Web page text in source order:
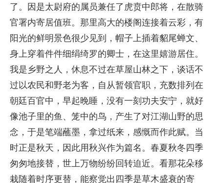
了。因是太尉府的属员兼任了虎贲中郎将，在散骑
官署内寄居值班。那里高大的楼阁连接着云彩，有
阳光的鲜明景色很少见到，帽子上插着貂尾蝉文、
身上穿着件件细绢绮罗的卿士，在这里嬉游居住。
我是乡野之人，休息不过在草屋山林之下，谈话不
过以农民和野老为客，自从暂领官职，充数排列在
朝廷百官中，早起晚睡，没有一刻功夫安宁，就好
像池子里的鱼、笼中的鸟，产生了对江湖山野的思
念，于是笔端蘸墨，拿过纸来，感慨而作此赋。当
时正是秋天，因此用秋兴作为篇名。春夏秋冬四季
匆匆地接替，世上万物纷纷回转迫近。看那花朵移
栽随着时序更替，能察觉出四季是草木盛衰的寄